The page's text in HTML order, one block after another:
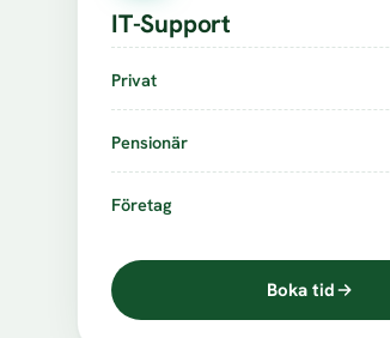
IT-Support
Privat
Pensionär
Företag
Boka tid